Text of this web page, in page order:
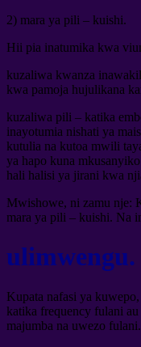
2) mara ya pili – kuishi.
Hii pia inatumika kwa
kuzaliwa kwanza
kwa pamoja hujulikana
kuzaliwa pili – katika
inayotumia nishati ya
kutulia na kutoa mwili
ya hapo kuna
hali halisi ya jirani kwa
Mwishowe, ni zamu nje:
mara ya pili – kuishi. Na
ulimwengu.
Kupata nafasi ya
katika frequency fulani
majumba na uwezo fulani.